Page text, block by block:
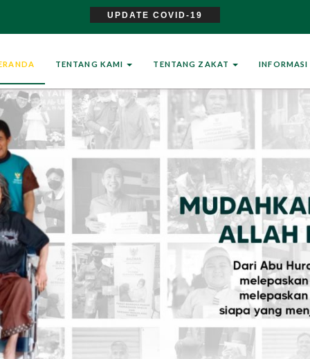
UPDATE COVID-19
TENTANG KAMI TENTANG ZAKAT INFORMASI